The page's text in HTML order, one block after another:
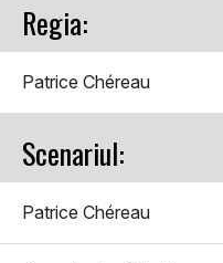
Regia:
Patrice Chéreau
Scenariul:
Patrice Chéreau